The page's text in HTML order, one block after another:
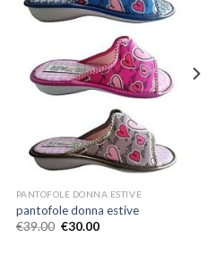
PANTOFOLE DONNA ESTIVE
pantofole donna estive
€39.00 €30.00